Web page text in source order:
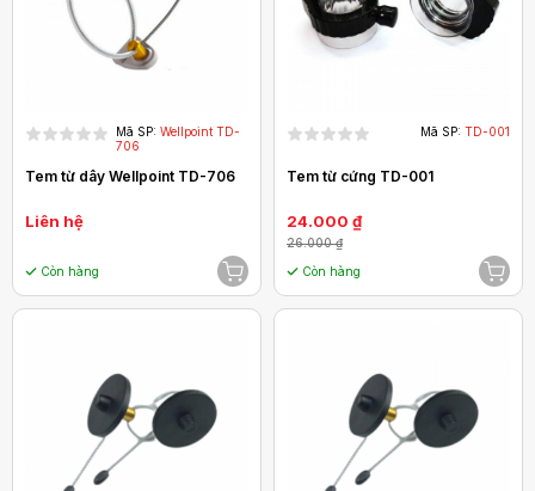
Mã SP: Wellpoint TD-
706
Tem từ dây Wellpoint TD-706
Liên hệ
Còn hàng
Mã SP: TD-001
Tem từ cứng TD-001
24.000 ₫
26.000 ₫
Còn hàng